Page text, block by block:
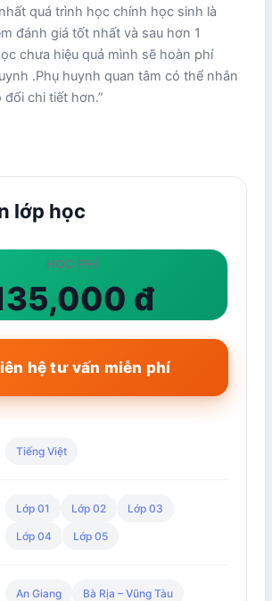
quá trình học chính học sinh là
đánh giá tốt nhất và sau hơn 1
chưa hiệu quả mình sẽ hoàn phí
.Phụ huynh quan tâm có thể nhắn
chi tiết hơn.”
lớp học
HỌC PHÍ
đ
hệ tư vấn miễn phí
Tiếng Việt
Lớp 01 Lớp 02 Lớp 03
Lớp 04 Lớp 05
An Giang Bà Rịa – Vũng Tàu